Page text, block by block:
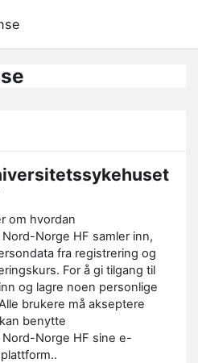
om hvordan
Norge HF samler inn,
fra registrering og
For å gi tilgang til
og lagre noen personlige
brukere må akseptere
benytte
Norge HF sine e-